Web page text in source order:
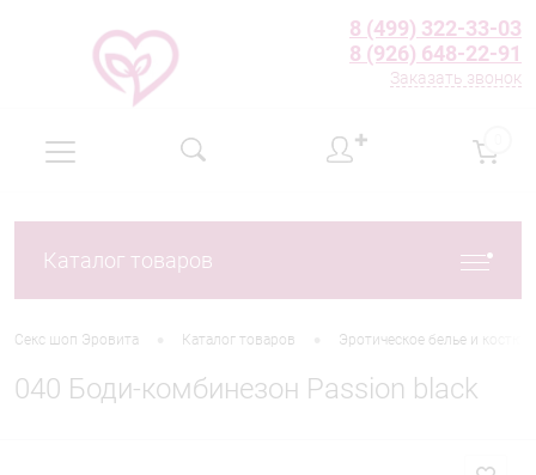
8 (499) 322-33-03
8 (926) 648-22-91
Заказать звонок
✚
Каталог товаров
Секс шоп Эровита Каталог товаров Эротическое белье и
040 Боди-комбинезон Passion black